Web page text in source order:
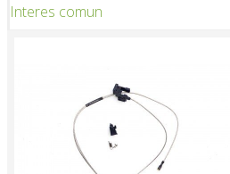
Interes comun